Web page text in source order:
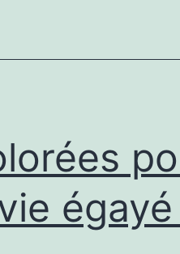
fête
à
Montcornet
!
égayé